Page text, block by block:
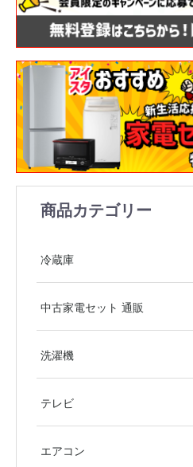
商品カテゴリー
冷蔵庫
中古家電セット 通販
洗濯機
テレビ
エアコン